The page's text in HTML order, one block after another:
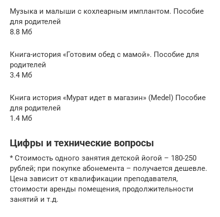
Музыка и малыши с кохлеарным имплантом. Пособие
для родителей
8.8 Мб
Книга-история «Готовим обед с мамой». Пособие для
родителей
3.4 Мб
Книга история «Мурат идет в магазин» (Medel) Пособие
для родителей
1.4 Мб
Цифры и технические вопросы
* Стоимость одного занятия детской йогой – 180-250
рублей; при покупке абонемента – получается дешевле.
Цена зависит от квалификации преподавателя,
стоимости аренды помещения, продолжительности
занятий и т.д.